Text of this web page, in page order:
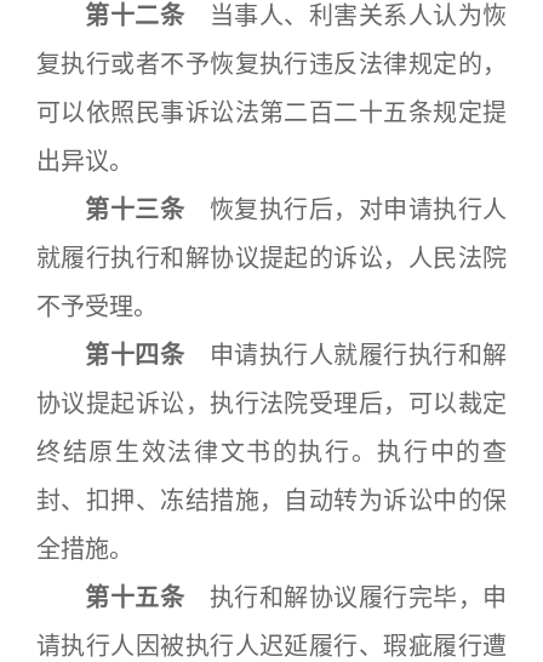
第十二条 当事人、利害关系人认为恢
复执行或者不予恢复执行违反法律规定的，
可以依照民事诉讼法第二百二十五条规定提
出异议。
第十三条 恢复执行后，对申请执行人
就履行执行和解协议提起的诉讼，人民法院
不予受理。
第十四条 申请执行人就履行执行和解
协议提起诉讼，执行法院受理后，可以裁定
终结原生效法律文书的执行。执行中的查
封、扣押、冻结措施，自动转为诉讼中的保
全措施。
第十五条 执行和解协议履行完毕，申
请执行人因被执行人迟延履行、瑕疵履行遭